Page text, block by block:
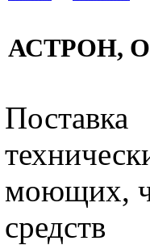
АСТРОН,
Поставка
моющих,
средств